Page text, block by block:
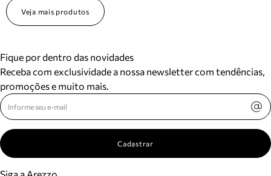
Veja mais produtos
Fique por dentro das novidades
Receba com exclusividade a nossa newsletter com tendências,
promoções e muito mais.
Cadastrar